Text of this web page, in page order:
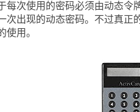
每次使用的密码必须由动态令
次出现的动态密码。不过真
使用。